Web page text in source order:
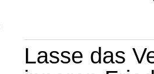
Lasse das